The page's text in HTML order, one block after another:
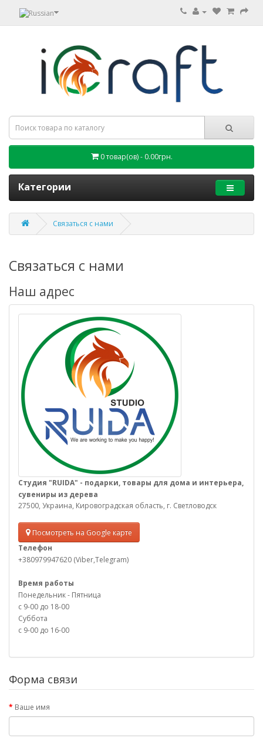
0 товар(ов) - 0.00грн.
Категории
Связаться с нами
Связаться с нами
Наш адрес
Cтудия "RUIDA" - подарки, товары для дома и интерьера,
сувениры из дерева
27500, Украина, Кировоградская область, г. Светловодск
Посмотреть на Google карте
Телефон
+380979947620 (Viber,Telegram)
Время работы
Понедельник - Пятница
с 9-00 до 18-00
Суббота
с 9-00 до 16-00
Форма связи
Ваше имя